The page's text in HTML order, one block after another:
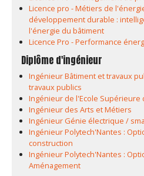
Licence pro - Métiers de
développement durable :
l'énergie du bâtiment
Licence Pro - Performance
Diplôme d'ingénieur
Ingénieur Bâtiment et travaux
travaux publics
Ingénieur de l'Ecole Supérieure
Ingénieur des Arts et Métiers
Ingénieur Génie électrique /
Ingénieur Polytech'Nantes :
construction
Ingénieur Polytech'Nantes :
Aménagement